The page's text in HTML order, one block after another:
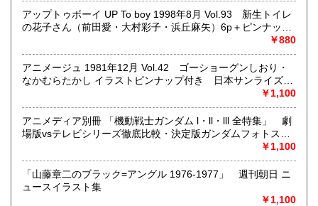
書籍の買取について
メール web@bookdash.net または専用ページでお問い合
わせください。
お電話 03-3219-5991でも受け付けております。
お取引内容は、ご依頼されたあとの返信メールに、さらに詳
しく説明した文章をお付けしております。ご安心ください。
趣味、サブカルチャー、古書一般（その他）
女優・アイドル・グラビア・アダルトや映画・マンガ等
アップトゥボーイ UP To boy 1998年8月 Vol.93 新生トイレ
の花子さん（前田愛・大村彩子・浜丘麻矢）6p＋ピンナップ
付 木村佳乃 6p・持田香織 6p・広末涼子 5p・吉野紗香
5p・小田エリカ 5p・田中麗奈 5p 他
￥880
アニメージュ 1981年12月 Vol.42 ゴーショーグンしおり・
なかむらたかし イラストピンナップ付き 日本サンライズ
は’82年春を席巻できるか？ 宇宙戦士バルディオス・マンザ
イ太閤記・タオタオ・テクノポリス・ゴッドマーズ 他
Animage
￥1,100
アニメディア別冊 「機動戦士ガンダム l・ll・lll 全特集」 劇
場版vsテレビシリーズ徹底比較・決定版ガンダムフォトスト
ーリー・キャラクター/メカ 美術設定集 他 安彦良和 1982
年4月
￥1,100
「山藤章二のブラック=アングル 1976-1977」 週刊朝日 ニ
ュースイラスト集
￥1,100